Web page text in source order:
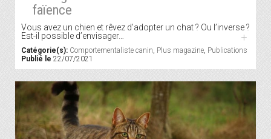
faïence
Vous avez un chien et rêvez d’adopter un chat ? Ou l’inverse ?
Est-il possible d’envisager…
+
Catégorie(s): Comportementaliste canin Plus magazine Publications
Publié le 22/07/2021